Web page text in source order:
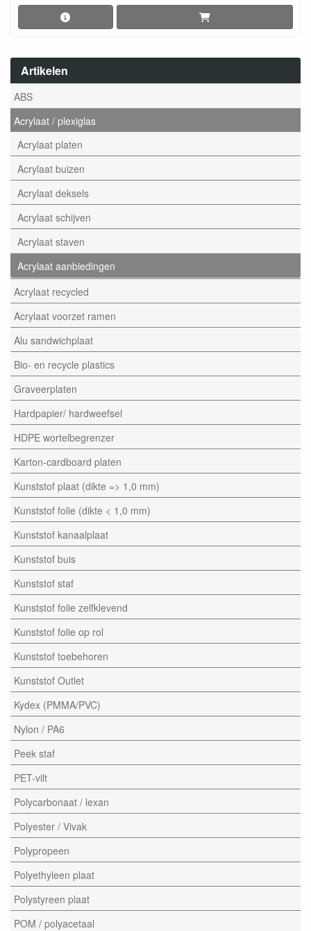
Artikelen
ABS
Acrylaat / plexiglas
Acrylaat platen
Acrylaat buizen
Acrylaat deksels
Acrylaat schijven
Acrylaat staven
Acrylaat aanbiedingen
Acrylaat recycled
Acrylaat voorzet ramen
Alu sandwichplaat
Bio- en recycle plastics
Graveerplaten
Hardpapier/ hardweefsel
HDPE wortelbegrenzer
Karton-cardboard platen
Kunststof plaat (dikte => 1,0 mm)
Kunststof folie (dikte < 1,0 mm)
Kunststof kanaalplaat
Kunststof buis
Kunststof staf
Kunststof folie zelfklevend
Kunststof folie op rol
Kunststof toebehoren
Kunststof Outlet
Kydex (PMMA/PVC)
Nylon / PA6
Peek staf
PET-vilt
Polycarbonaat / lexan
Polyester / Vivak
Polypropeen
Polyethyleen plaat
Polystyreen plaat
POM / polyacetaal